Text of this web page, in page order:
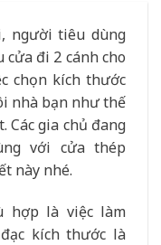
người tiêu dùng
đi 2 cánh cho
chọn kích thước
nhà bạn như thế
Các gia chủ đang
với cửa thép
này nhé.
hợp là việc làm
kích thước là